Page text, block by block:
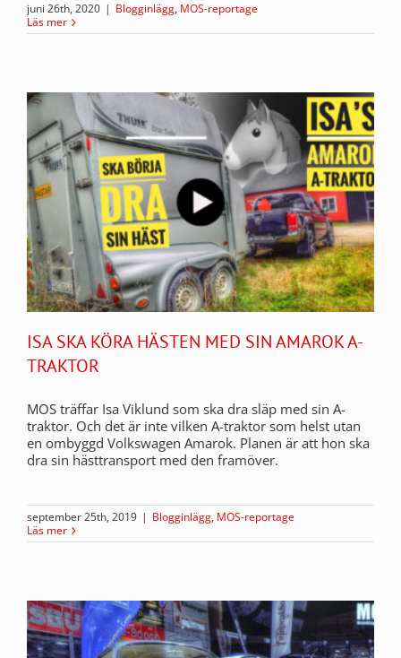
juni 26th, 2020 | Blogginlägg, MOS-reportage
Läs mer
ISA SKA KÖRA HÄSTEN MED SIN AMAROK A-
TRAKTOR
MOS träffar Isa Viklund som ska dra släp med sin A-
traktor. Och det är inte vilken A-traktor som helst utan
en ombyggd Volkswagen Amarok. Planen är att hon ska
dra sin hästtransport med den framöver.
september 25th, 2019 | Blogginlägg, MOS-reportage
Läs mer